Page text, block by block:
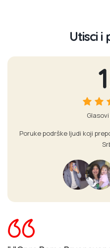
Utisci i
Poruke podrške ljudi koji